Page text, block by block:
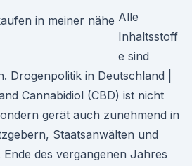
Alle
Inhaltsstoff
e sind
Drogenpolitik in Deutschland |
Cannabidiol (CBD) ist nicht
gerät auch zunehmend in
Staatsanwälten und
des vergangenen Jahres